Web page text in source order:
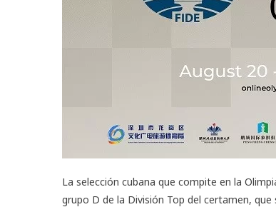
La selección cubana que compite en la
grupo D de la División Top del certamen,